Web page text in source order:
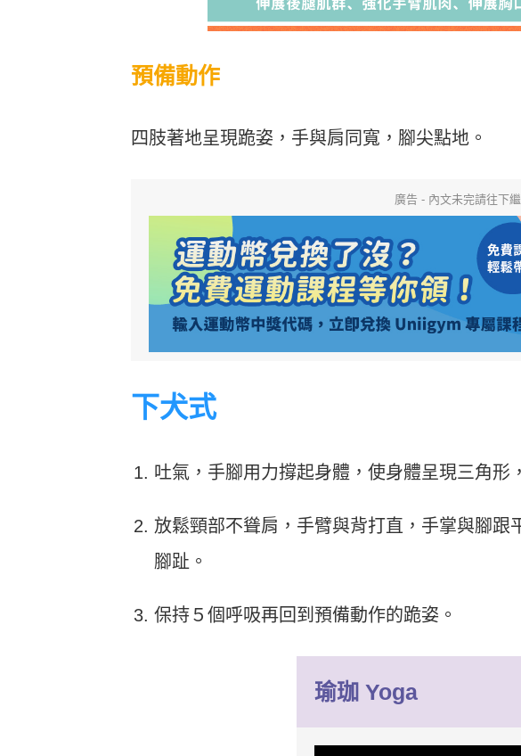
預備動作
四肢著地呈現跪姿，手與肩同寬，腳尖點地。
廣告 - 內文未完請往下
下犬式
吐氣，手腳用力撐起身體，使身體呈現三角形
放鬆頸部不聳肩，手臂與背打直，手掌與腳跟
腳趾。
保持５個呼吸再回到預備動作的跪姿。
瑜珈Yoga
Heho運動科技大調查｜科